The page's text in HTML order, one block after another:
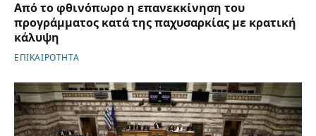
Από το φθινόπωρο η επανεκκίνηση του
προγράμματος κατά της παχυσαρκίας με κρατική
κάλυψη
ΕΠΙΚΑΙΡΟΤΗΤΑ